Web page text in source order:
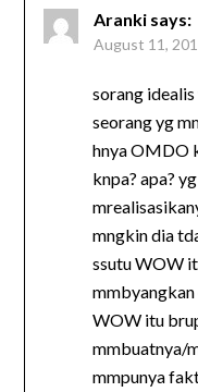
Aranki says:
August 11,
sorang idealis
seorang yg
hnya OMDO
knpa? apa?
mngkin dia
ssutu WOW
mmbyangkan
WOW itu
mmbuatnya/
mmpunya